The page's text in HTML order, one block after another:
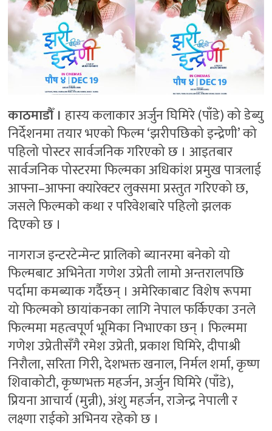
काठमाडौँ । हास्य कलाकार अर्जुन घिमिरे (पाँडे) को डेब्यु
निर्देशनमा तयार भएको फिल्म ‘झरीपछिको इन्द्रेणी’ को
पहिलो पोस्टर सार्वजनिक गरिएको छ । आइतबार
सार्वजनिक पोस्टरमा फिल्मका अधिकांश प्रमुख पात्रलाई
आफ्ना–आफ्ना क्यारेक्टर लुक्समा प्रस्तुत गरिएको छ,
जसले फिल्मको कथा र परिवेशबारे पहिलो झलक
दिएको छ ।
नागराज इन्टरटेन्मेन्ट प्रालिको ब्यानरमा बनेको यो
फिल्मबाट अभिनेता गणेश उप्रेती लामो अन्तरालपछि
पर्दामा कमब्याक गर्दैछन् । अमेरिकाबाट विशेष रूपमा
यो फिल्मको छायांकनका लागि नेपाल फर्किएका उनले
फिल्ममा महत्वपूर्ण भूमिका निभाएका छन् । फिल्ममा
गणेश उप्रेतीसँगै रमेश उप्रेती, प्रकाश घिमिरे, दीपाश्री
निरौला, सरिता गिरी, देशभक्त खनाल, निर्मल शर्मा, कृष्ण
शिवाकोटी, कृष्णभक्त महर्जन, अर्जुन घिमिरे (पाँडे),
प्रियना आचार्य (मुन्नी), अंशु महर्जन, राजेन्द्र नेपाली र
लक्ष्णा राईको अभिनय रहेको छ ।